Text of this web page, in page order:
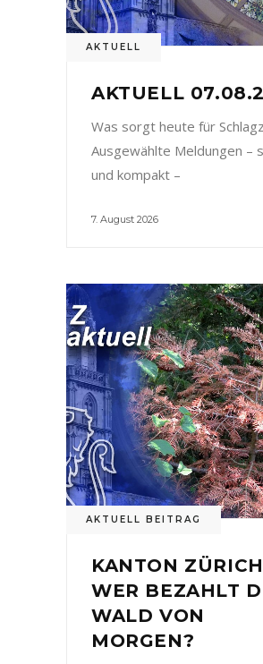
AKTUELL
AKTUELL
Was sorgt heute für
Ausgewählte Meldungen –
und kompakt –
7. August 2026
AKTUELL BEITRAG
KANTON
WER BEZAHLT
WALD VON
MORGEN?